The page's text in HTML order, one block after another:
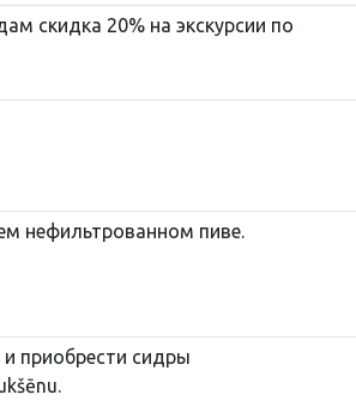
скидка 20% на экскурсии по
нефильтрованном пиве.
приобрести сидры